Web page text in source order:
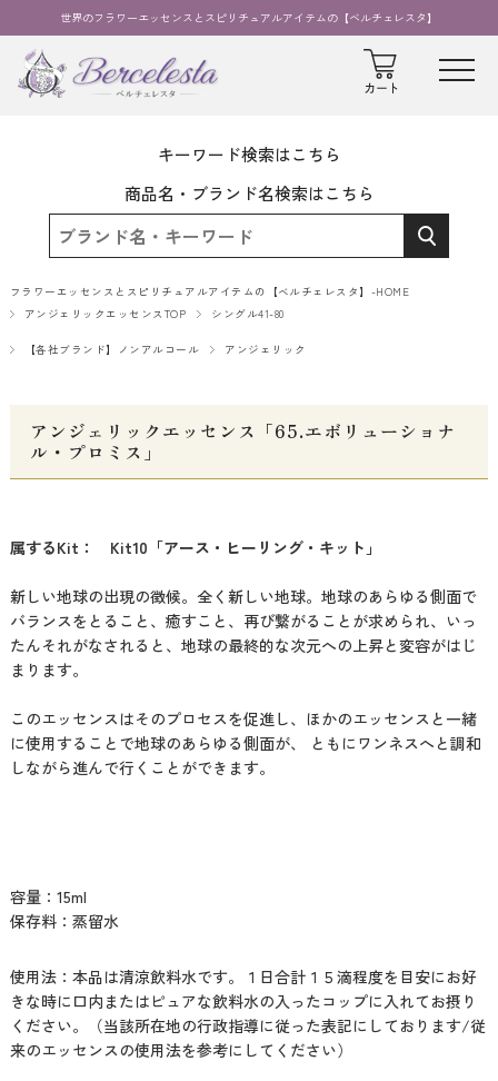
世界のフラワーエッセンスとスピリチュアルアイテムの【ベルチェレスタ】
キーワード検索はこちら
商品名・ブランド名検索はこちら
フラワーエッセンスとスピリチュアルアイテムの【ベルチェレスタ】-HOME
アンジェリックエッセンスTOP
シングル41-80
【各社ブランド】ノンアルコール アンジェリック
アンジェリックエッセンス「65.エボリューショナ
ル・プロミス」
属するKit： Kit10「アース・ヒーリング・キット」
新しい地球の出現の徴候。全く新しい地球。地球のあらゆる側面で
バランスをとること、癒すこと、再び繋がることが求められ、いっ
たんそれがなされると、地球の最終的な次元への上昇と変容がはじ
まります。
このエッセンスはそのプロセスを促進し、ほかのエッセンスと一緒
に使用することで地球のあらゆる側面が、 ともにワンネスへと調和
しながら進んで行くことができます。
容量：15ml
保存料：蒸留水
使用法：本品は清涼飲料水です。１日合計１５滴程度を目安にお好
きな時に口内またはピュアな飲料水の入ったコップに入れてお摂り
ください。（当該所在地の行政指導に従った表記にしております/従
来のエッセンスの使用法を参考にしてください）